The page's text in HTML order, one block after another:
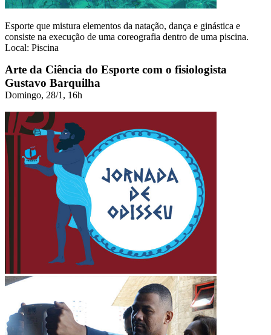
Esporte que mistura elementos da natação, dança e ginástica e
consiste na execução de uma coreografia dentro de uma piscina.
Local: Piscina
Arte da Ciência do Esporte com o fisiologista
Gustavo Barquilha
Domingo, 28/1, 16h